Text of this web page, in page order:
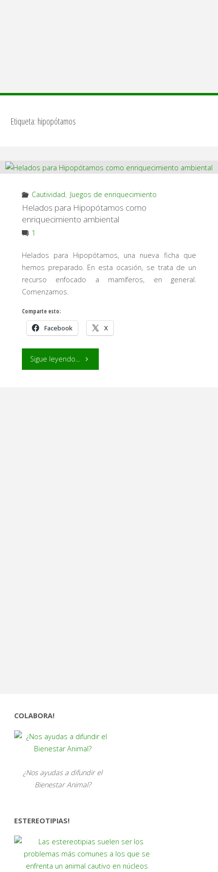
Etiqueta: hipopótamos
Cautividad, Juegos de enriquecimiento
Helados para Hipopótamos como
enriquecimiento ambiental
1
Helados para Hipopótamos, una nueva ficha que
hemos preparado. En esta ocasión, se trata de un
recurso enfocado a mamíferos, en general.
Comenzamos.
Comparte esto:
Facebook X
Sigue leyendo... "Helados
COLABORA!
¿Nos ayudas a difundir el
Bienestar Animal?
ESTEREOTIPIAS!